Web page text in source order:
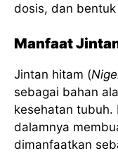
dosis, dan
Manfaat
Jintan hitam (
sebagai bahan
kesehatan tubuh.
dalamnya
dimanfaatkan